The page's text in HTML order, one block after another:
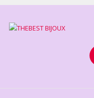
Aller
contenu